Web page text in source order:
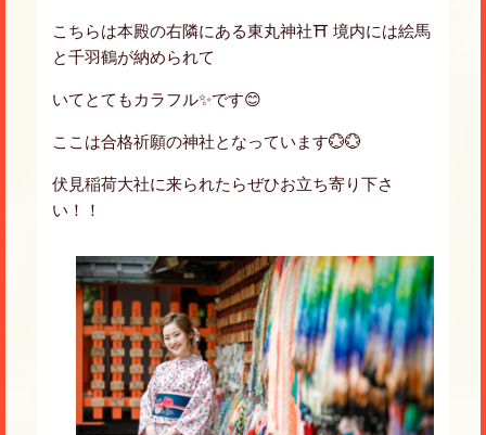
こちらは本殿の右隣にある東丸神社⛩ 境内には絵馬
と千羽鶴が納められて
いてとてもカラフル✨です😊
ここは合格祈願の神社となっています💮💮
伏見稲荷大社に来られたらぜひお立ち寄り下さ
い！！